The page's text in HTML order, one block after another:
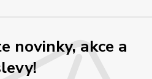
novinky, akce a